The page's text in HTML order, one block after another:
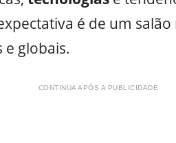
é de um
e globais.
CONTINUA APÓS A PUBLICIDADE